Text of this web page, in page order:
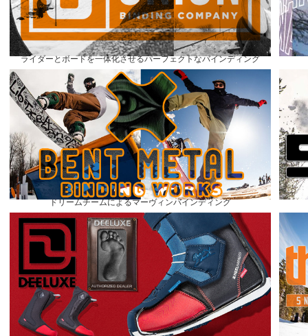
ライダーとボードを一体化させるパーフェクトなバインディング
ドリームチームによるマーヴィンバインディング